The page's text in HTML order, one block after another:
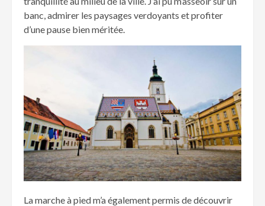
banc, admirer les paysages verdoyants et profiter
d’une pause bien méritée.
La marche à pied m’a également permis de découvrir